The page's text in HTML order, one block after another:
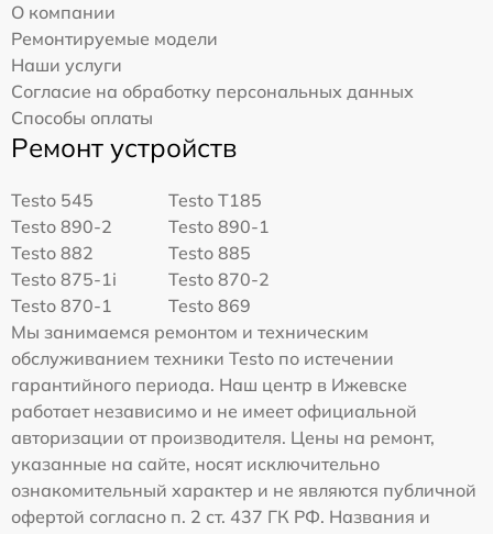
О компании
Ремонтируемые модели
Наши услуги
Согласие на обработку персональных данных
Способы оплаты
Ремонт устройств
Testo 545
Testo T185
Testo 890-2
Testo 890-1
Testo 882
Testo 885
Testo 875-1i
Testo 870-2
Testo 870-1
Testo 869
Мы занимаемся ремонтом и техническим
обслуживанием техники Testo по истечении
гарантийного периода. Наш центр в Ижевске
работает независимо и не имеет официальной
авторизации от производителя. Цены на ремонт,
указанные на сайте, носят исключительно
ознакомительный характер и не являются публичной
офертой согласно п. 2 ст. 437 ГК РФ. Названия и